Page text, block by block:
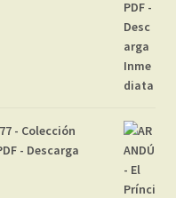
- Colección
- Descarga